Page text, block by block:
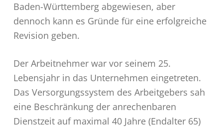
Baden-Württemberg abgewiesen, aber
dennoch kann es Gründe für eine erfolgreiche
Revision geben.
Der Arbeitnehmer war vor seinem 25.
Lebensjahr in das Unternehmen eingetreten.
Das Versorgungssystem des Arbeitgebers sah
eine Beschränkung der anrechenbaren
Dienstzeit auf maximal 40 Jahre (Endalter 65)